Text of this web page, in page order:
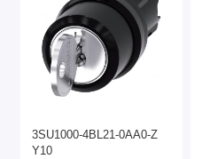
3SU1000-4BL21-0AA0-Z
Y10